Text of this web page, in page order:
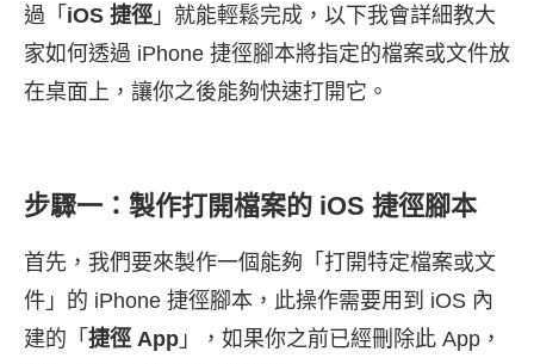
過「 iOS 捷徑 」就能輕鬆完成，以下我會詳細教大
家如何透過 iPhone 捷徑腳本將指定的檔案或文件放
在桌面上，讓你之後能夠快速打開它。
步驟一：製作打開檔案的 iOS 捷徑腳本
首先，我們要來製作一個能夠「打開特定檔案或文
件」的 iPhone 捷徑腳本，此操作需要用到 iOS 內
建的「 捷徑 App 」，如果你之前已經刪除此 App，